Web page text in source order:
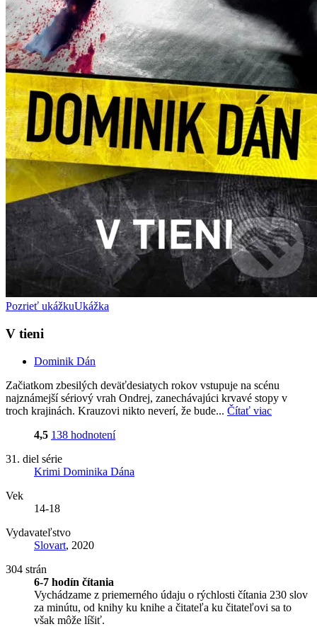
Pozrieť ukážkuUkážka
V tieni
Dominik Dán
Začiatkom zbesilých deväťdesiatych rokov vstupuje na scénu
najznámejší sériový vrah Ondrej, zanechávajúci krvavé stopy v
troch krajinách. Krauzovi nikto neverí, že bude... Čítať viac
4,5 138 hodnotení
31. diel série
Krimi Dominika Dána
Vek
14-18
Vydavateľstvo
Slovart, 2020
304 strán
6-7 hodín čítania
Vychádzame z priemerného údaju o rýchlosti čítania 230 slov
za minútu, od knihy ku knihe a čitateľa ku čitateľovi sa to
však môže líšiť.